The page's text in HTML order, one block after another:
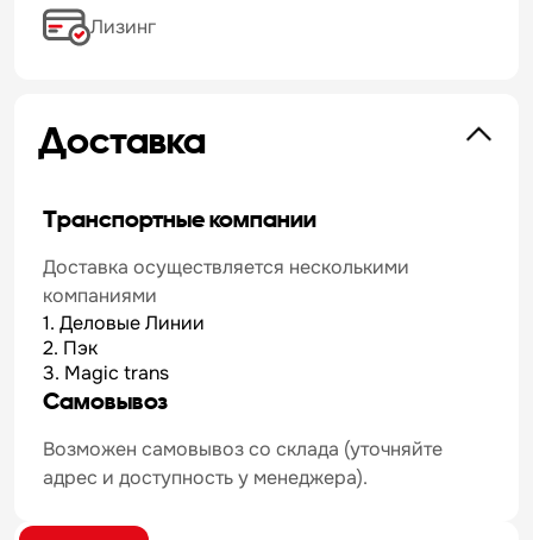
Лизинг
Доставка
Транспортные компании
Доставка осуществляется несколькими
компаниями
1. Деловые Линии
2. Пэк
3. Magic trans
Самовывоз
Возможен самовывоз со склада (уточняйте
адрес и доступность у менеджера).